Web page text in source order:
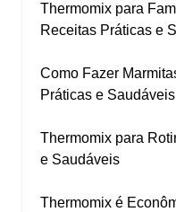
Thermomix para
Receitas Práticas e
Como Fazer
Práticas e Saudáveis
Thermomix para
e Saudáveis
Thermomix é